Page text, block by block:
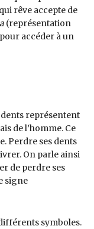
rêve accepte de
(représentation
accéder à un
représentent
de l’homme. Ce
Perdre ses dents
On parle ainsi
de perdre ses
signe
symboles.